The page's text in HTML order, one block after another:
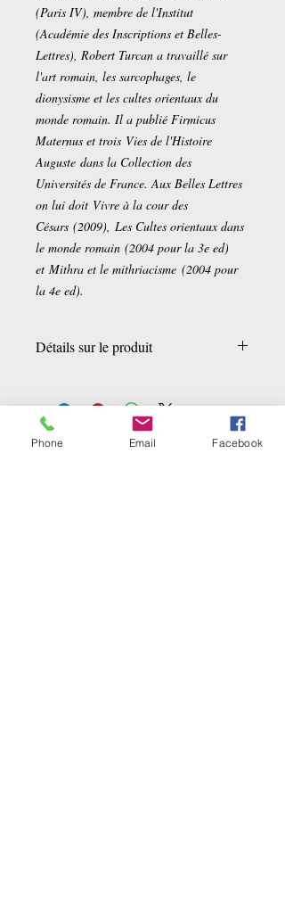
(Paris IV), membre de l'Institut
(Académie des Inscriptions et Belles-
Lettres), Robert Turcan a travaillé sur
l'art romain, les sarcophages, le
dionysisme et les cultes orientaux du
monde romain. Il a publié Firmicus
Maternus et trois Vies de l'Histoire
Auguste dans la Collection des
Universités de France. Aux Belles Lettres
on lui doit Vivre à la cour des
Césars (2009), Les Cultes orientaux dans
le monde romain (2004 pour la 3e ed)
et Mithra et le mithriacisme (2004 pour
la 4e ed).
Détails sur le produit
Editeur :
Les Belles lettres; Édition : 1
(1 janvier 2000)
Collection : Histoire
Phone Email Facebook